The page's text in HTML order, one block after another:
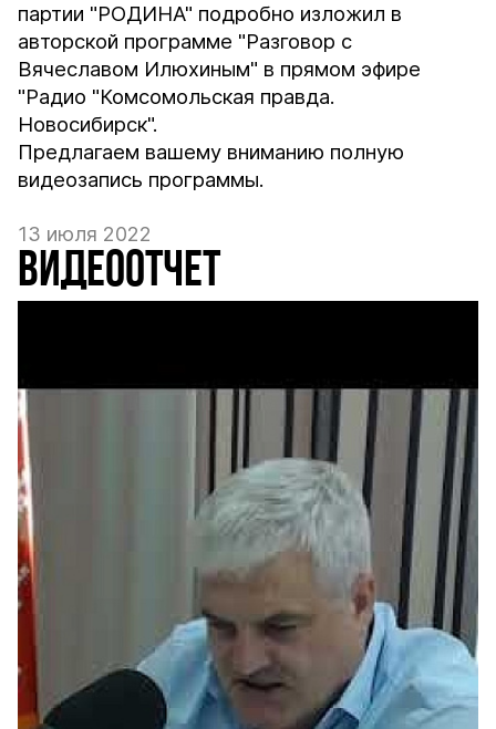
партии "РОДИНА" подробно изложил в
авторской программе "Разговор с
Вячеславом Илюхиным" в прямом эфире
"Радио "Комсомольская правда.
Новосибирск".
Предлагаем вашему вниманию полную
видеозапись программы.
13 июля 2022
ВИДЕООТЧЕТ